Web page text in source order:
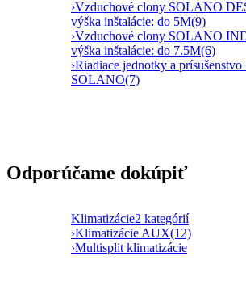
›Vzduchové clony SOLANO
výška inštalácie: do 5M(9)
›Vzduchové clony SOLANO
výška inštalácie: do 7.5M(6)
›Riadiace jednotky a
SOLANO(7)
Klimatizácie2 kategórií
›Klimatizácie AUX(12)
›Multisplit klimatizácie
Odporúčame dokúpiť